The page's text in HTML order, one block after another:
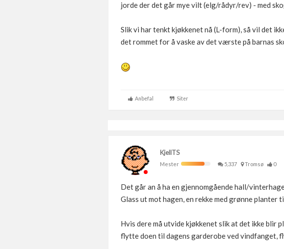
jorde der det går mye vilt (elg/rådyr/rev) - med
Slik vi har tenkt kjøkkenet nå (L-form), så vil det
det rommet for å vaske av det værste på barnas
Anbefal Siter
KjellTS
Mester
5,337 Tromsø 0
Det går an å ha en gjennomgående hall/
Glass ut mot hagen, en rekke med grønne planter
Hvis dere må utvide kjøkkenet slik at det ikke blir
flytte doen til dagens garderobe ved vindfanget,